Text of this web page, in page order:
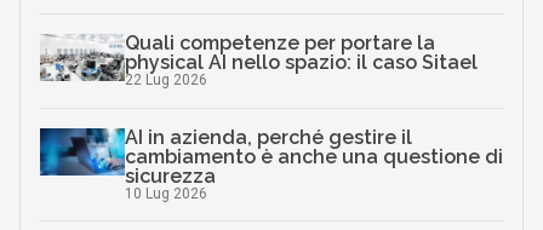
Quali competenze per portare la
physical AI nello spazio: il caso Sitael
22 Lug 2026
AI in azienda, perché gestire il
cambiamento è anche una questione di
sicurezza
10 Lug 2026